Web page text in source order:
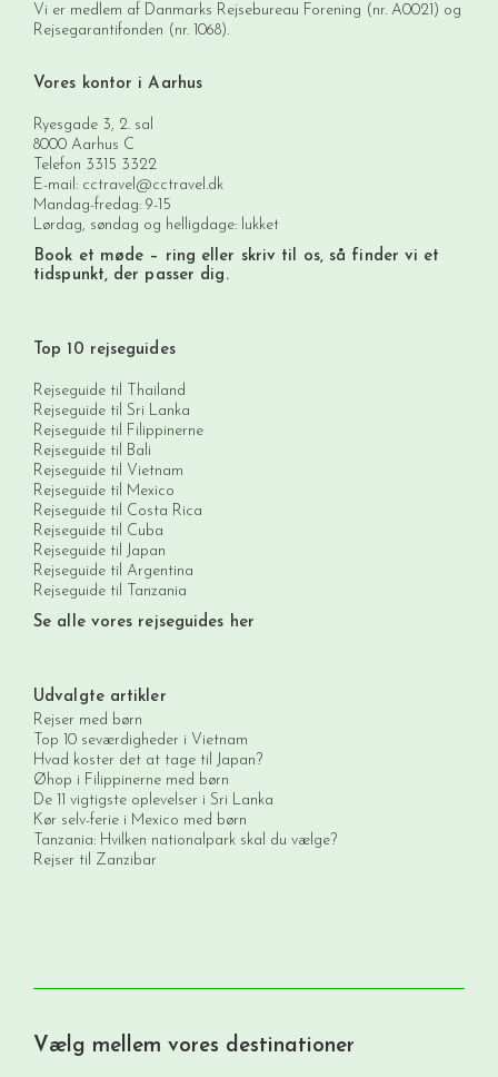
Vi er medlem af Danmarks Rejsebureau Forening (nr. A0021) og
Rejsegarantifonden (nr. 1068).
Vores kontor i Aarhus
Ryesgade 3, 2. sal
8000 Aarhus C
Telefon 3315 3322
E-mail: cctravel@cctravel.dk
Mandag-fredag: 9-15
Lørdag, søndag og helligdage: lukket
Book et møde – ring eller skriv til os, så finder vi et
tidspunkt, der passer dig.
Top 10 rejseguides
Rejseguide til Thailand
Rejseguide til Sri Lanka
Rejseguide til Filippinerne
Rejseguide til Bali
Rejseguide til Vietnam
Rejseguide til Mexico
Rejseguide til Costa Rica
Rejseguide til Cuba
Rejseguide til Japan
Rejseguide til Argentina
Rejseguide til Tanzania
Se alle vores rejseguides her
Udvalgte artikler
Rejser med børn
Top 10 seværdigheder i Vietnam
Hvad koster det at tage til Japan?
Øhop i Filippinerne med børn
De 11 vigtigste oplevelser i Sri Lanka
Kør selv-ferie i Mexico med børn
Tanzania: Hvilken nationalpark skal du vælge?
Rejser til Zanzibar
Vælg mellem vores destinationer